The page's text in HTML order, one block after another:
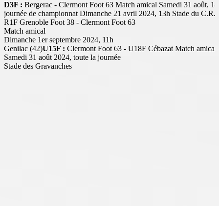
D3F : Bergerac - Clermont Foot 63 Match amical Samedi 31 août,
journée de championnat Dimanche 21 avril 2024, 13h Stade du
R1F Grenoble Foot 38 - Clermont Foot 63
Match amical
Dimanche 1er septembre 2024, 11h
Genilac (42)U15F : Clermont Foot 63 - U18F Cébazat Match
Samedi 31 août 2024, toute la journée
Stade des Gravanches